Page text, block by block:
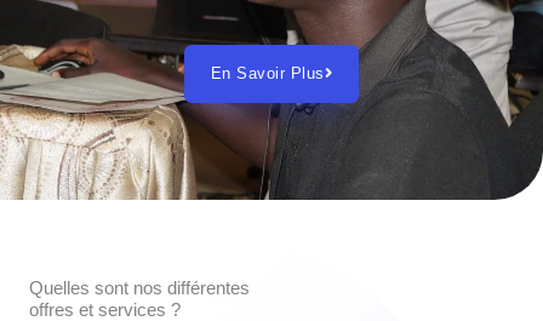
En Savoir Plus
Quelles sont nos différentes
offres et services ?